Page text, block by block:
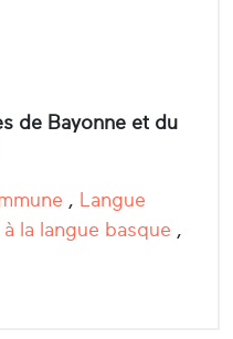
de Bayonne et du
, Langue
la langue basque ,